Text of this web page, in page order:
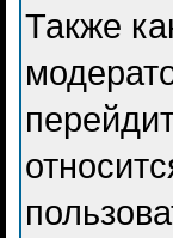
Также